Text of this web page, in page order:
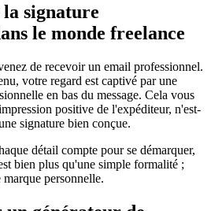
signature
le monde freelance
de recevoir un email professionnel.
votre regard est captivé par une
en bas du message. Cela vous
positive de l'expéditeur, n'est-
signature bien conçue.
détail compte pour se démarquer,
bien plus qu'une simple formalité ;
personnelle.